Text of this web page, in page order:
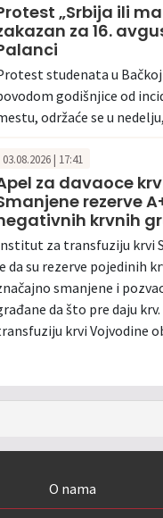
„Srbija ili
za 16.
studenata u
godišnjice od
održaće se u
03.08.2026 | 17:41
za davaoce
rezerve
krvnih
za transfuziju krvi
da su rezerve pojedinih
smanjene i
da što pre daju krv.
krvi Vojvodine
O nama